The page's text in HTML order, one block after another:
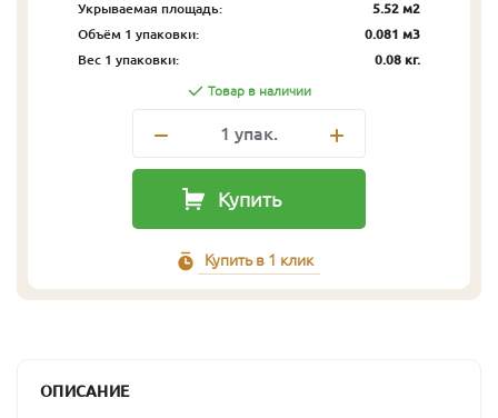
Укрываемая площадь:
5.52 м2
Объём 1 упаковки:
0.081 м3
Вес 1 упаковки:
0.08 кг.
Товар в наличии
1 упак.
Купить
Купить в 1 клик
ОПИСАНИЕ